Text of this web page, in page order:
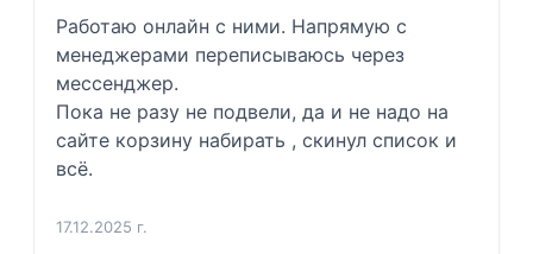
Работаю онлайн с ними. Напрямую с
менеджерами переписываюсь через
мессенджер.
Пока не разу не подвели, да и не надо на
сайте корзину набирать , скинул список и
всё.
17.12.2025 г.